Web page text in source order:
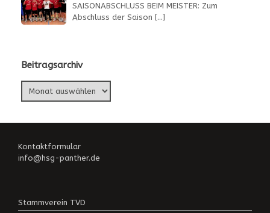
SAISONABSCHLUSS BEIM MEISTER: Zum
Abschluss der Saison […]
Beitragsarchiv
Kontaktformular
info@hsg-panther.de
Stammverein TVD